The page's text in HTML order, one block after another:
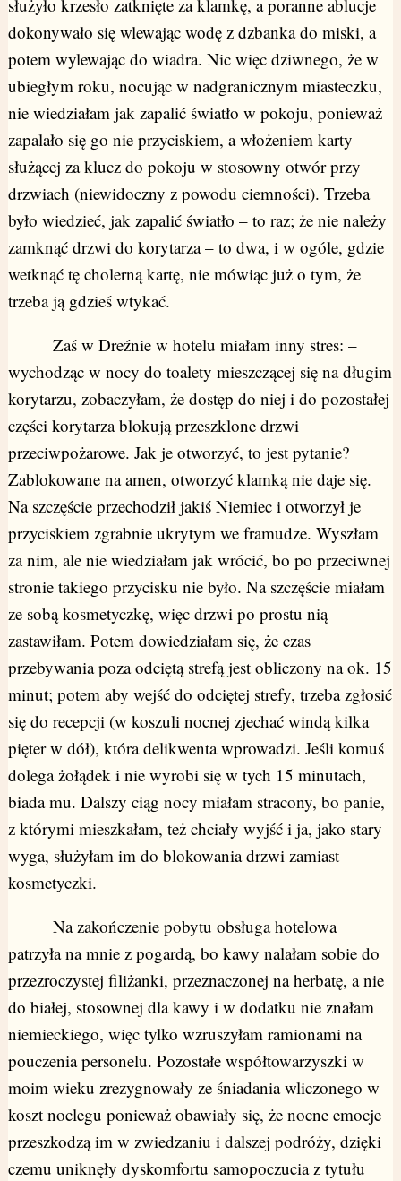
służyło krzesło zatknięte za klamkę, a poranne ablucje
dokonywało się wlewając wodę z dzbanka do miski, a
potem wylewając do wiadra. Nic więc dziwnego, że w
ubiegłym roku, nocując w nadgranicznym miasteczku,
nie wiedziałam jak zapalić światło w pokoju, ponieważ
zapalało się go nie przyciskiem, a włożeniem karty
służącej za klucz do pokoju w stosowny otwór przy
drzwiach (niewidoczny z powodu ciemności). Trzeba
było wiedzieć, jak zapalić światło – to raz; że nie należy
zamknąć drzwi do korytarza – to dwa, i w ogóle, gdzie
wetknąć tę cholerną kartę, nie mówiąc już o tym, że
trzeba ją gdzieś wtykać.
Zaś w Dreźnie w hotelu miałam inny stres: –
wychodząc w nocy do toalety mieszczącej się na długim
korytarzu, zobaczyłam, że dostęp do niej i do pozostałej
części korytarza blokują przeszklone drzwi
przeciwpożarowe. Jak je otworzyć, to jest pytanie?
Zablokowane na amen, otworzyć klamką nie daje się.
Na szczęście przechodził jakiś Niemiec i otworzył je
przyciskiem zgrabnie ukrytym we framudze. Wyszłam
za nim, ale nie wiedziałam jak wrócić, bo po przeciwnej
stronie takiego przycisku nie było. Na szczęście miałam
ze sobą kosmetyczkę, więc drzwi po prostu nią
zastawiłam. Potem dowiedziałam się, że czas
przebywania poza odciętą strefą jest obliczony na ok. 15
minut; potem aby wejść do odciętej strefy, trzeba zgłosić
się do recepcji (w koszuli nocnej zjechać windą kilka
pięter w dół), która delikwenta wprowadzi. Jeśli komuś
dolega żołądek i nie wyrobi się w tych 15 minutach,
biada mu. Dalszy ciąg nocy miałam stracony, bo panie,
z którymi mieszkałam, też chciały wyjść i ja, jako stary
wyga, służyłam im do blokowania drzwi zamiast
kosmetyczki.
Na zakończenie pobytu obsługa hotelowa
patrzyła na mnie z pogardą, bo kawy nalałam sobie do
przezroczystej filiżanki, przeznaczonej na herbatę, a nie
do białej, stosownej dla kawy i w dodatku nie znałam
niemieckiego, więc tylko wzruszyłam ramionami na
pouczenia personelu. Pozostałe współtowarzyszki w
moim wieku zrezygnowały ze śniadania wliczonego w
koszt noclegu ponieważ obawiały się, że nocne emocje
przeszkodzą im w zwiedzaniu i dalszej podróży, dzięki
czemu uniknęły dyskomfortu samopoczucia z tytułu